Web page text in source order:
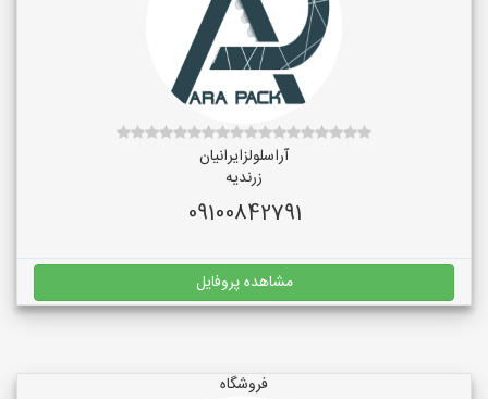
آراسلولزایرانیان
زرندیه
09100842791
مشاهده پروفایل
فروشگاه